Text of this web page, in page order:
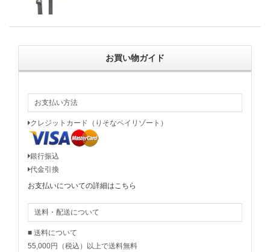
お買い物ガイド
お支払い方法
クレジットカード（りそなペイリゾート）
銀行振込
代金引換
お支払いについての詳細はこちら
送料・配送について
■ 送料について
55,000円（税込）以上で送料無料